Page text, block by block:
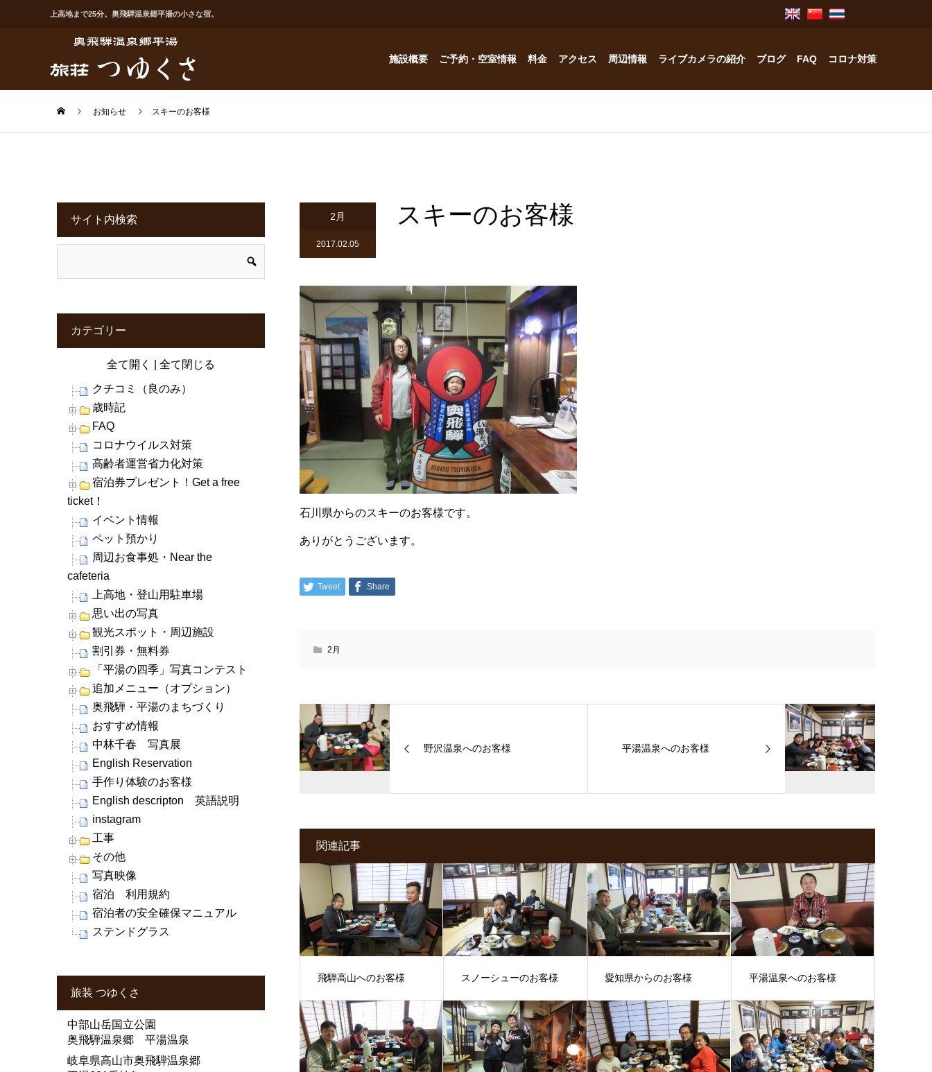
上高地まで25分。奥飛騨温泉郷平湯の小さな宿。
施設概要
ドッグハウス
ご予約・空室情報 料金 アクセス 周辺情報
中林工務店
ライブカメラの紹介 ブログ FAQ コロナ対策
お知らせ スキーのお客様
2月
2017.02.05
スキーのお客様
石川県からのスキーのお客様です。
ありがとうございます。
Tweet Share
2月
野沢温泉へのお客様 平湯温泉へのお客様
関連記事
飛騨高山へのお客様 スノーシューのお客様 愛知県からのお客様 平湯温泉へのお客様
サイト内検索
カテゴリー
全て開く 全て閉じる
クチコミ（良のみ）
歳時記
FAQ
コロナウイルス対策
高齢者運営省力化対策
宿泊券プレゼント！Get a free
ticket！
イベント情報
ペット預かり
周辺お食事処・Near the
cafeteria
上高地・登山用駐車場
思い出の写真
観光スポット・周辺施設
割引券・無料券
「平湯の四季」写真コンテスト
追加メニュー（オプション）
奥飛騨・平湯のまちづくり
おすすめ情報
中林千春 写真展
English Reservation
手作り体験のお客様
English descripton 英語説明
instagram
工事
その他
写真映像
宿泊 利用規約
宿泊者の安全確保マニュアル
ステンドグラス
旅装 つゆくさ
中部山岳国立公園
奥飛騨温泉郷 平湯温泉
岐阜県高山市奥飛騨温泉郷